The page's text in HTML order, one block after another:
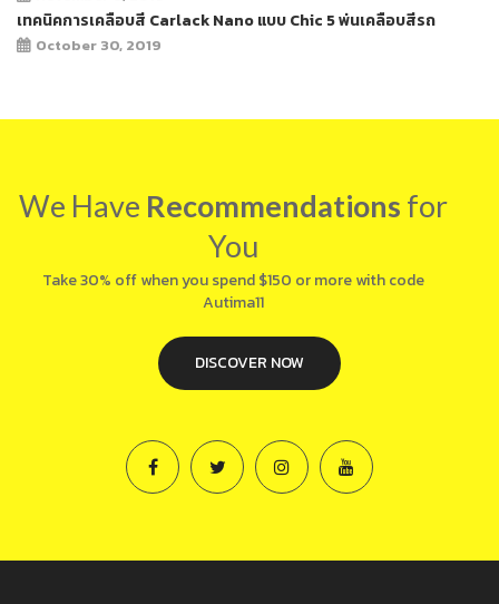
เทคนิคการเคลือบสี Carlack Nano แบบ Chic 5 พ่นเคลือบสีรถ
October 30, 2019
We Have Recommendations for
You
Take 30% off when you spend $150 or more with code
Autima11
DISCOVER NOW